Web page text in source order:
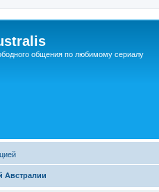
общения по любимому сериалу
цией
Австралии